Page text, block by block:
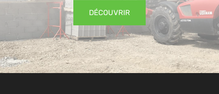
DÉCOUVRIR